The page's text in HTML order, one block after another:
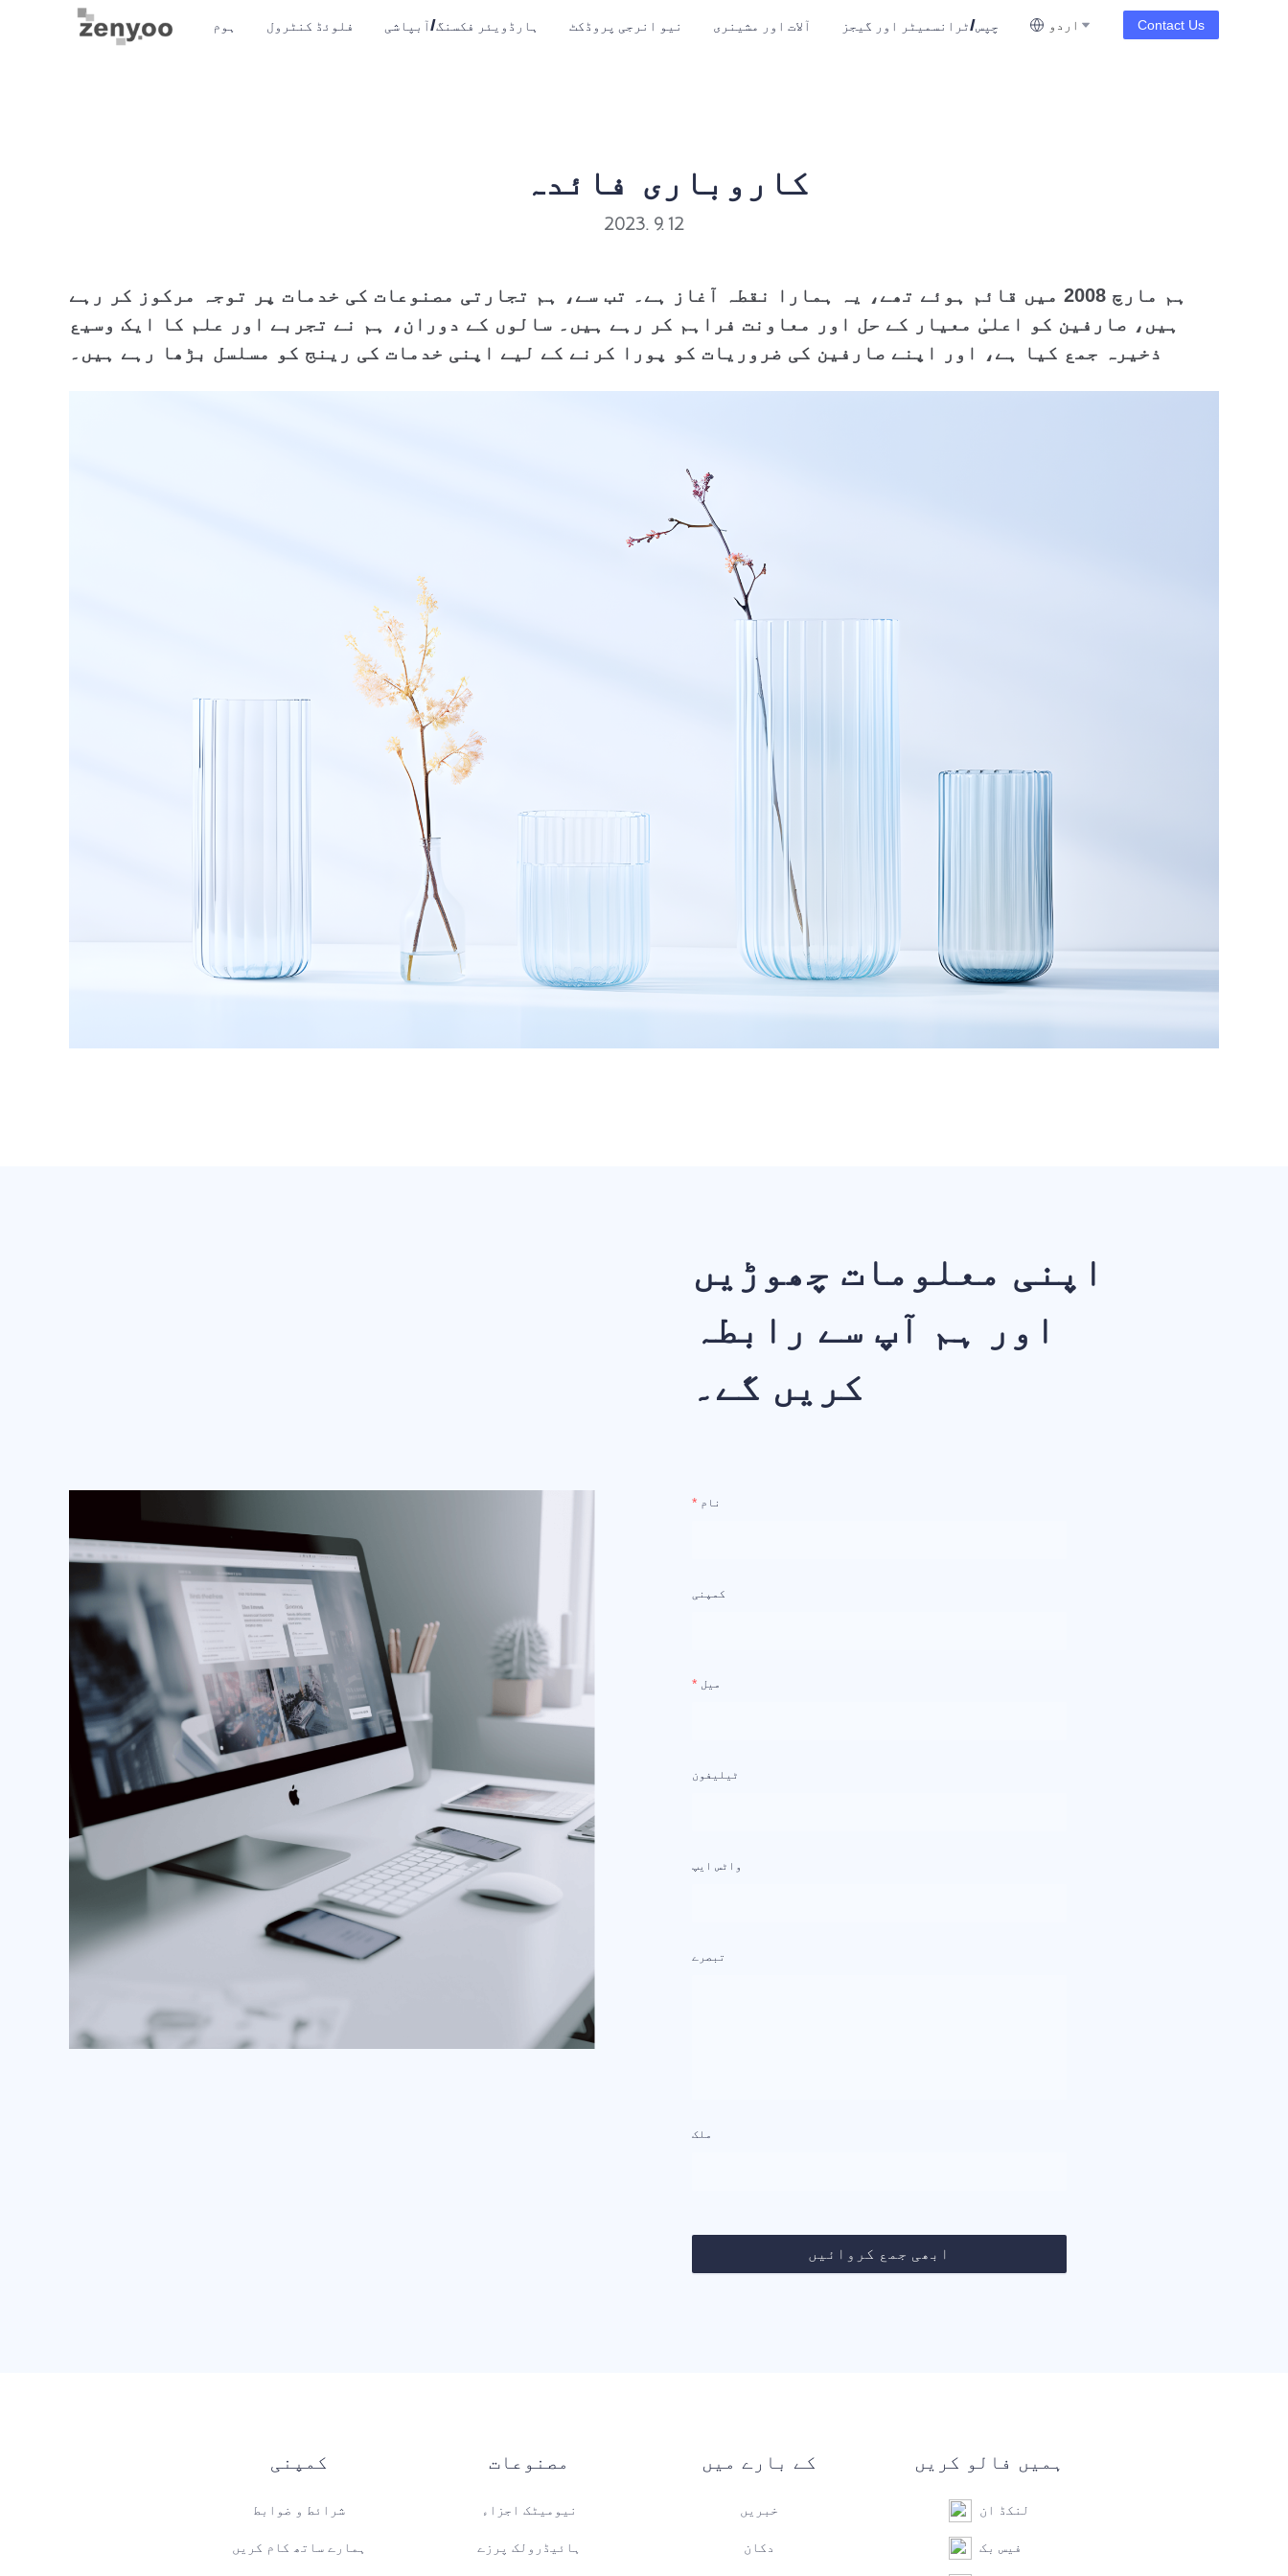
ہوم فلوئڈ کنٹرول ہارڈویئر فکسنگ/آبپاشی نیو انرجی پروڈکٹ آلات اور مشینری چپس/ٹرانسمیٹر اور گیجز اردو Contact Us
کاروباری فائدہ
2023. 9. 12
ہم مارچ 2008 میں قائم ہوئے تھے، یہ ہمارا نقطہ آغاز ہے۔ تب سے، ہم تجارتی مصنوعات کی خدمات پر توجہ مرکوز کر رہے
ہیں، صارفین کو اعلیٰ معیار کے حل اور معاونت فراہم کر رہے ہیں۔ سالوں کے دوران، ہم نے تجربے اور علم کا ایک وسیع
ذخیرہ جمع کیا ہے، اور اپنے صارفین کی ضروریات کو پورا کرنے کے لیے اپنی خدمات کی رینج کو مسلسل بڑھا رہے ہیں۔
اپنی معلومات چھوڑیں
اور ہم آپ سے رابطہ
کریں گے۔
نام
کمپنی
میل
ٹیلیفون
واٹس ایپ
تبصرے
ملک
ابھی جمع کروائیں
کمپنی
شرائط و ضوابط
ہمارے ساتھ کام کریں
مصنوعات
نیومیٹک اجزاء
ہائیڈرولک پرزے
کے بارے میں
خبریں
دکان
ہمیں فالو کریں
لنکڈ ان
فیس بک